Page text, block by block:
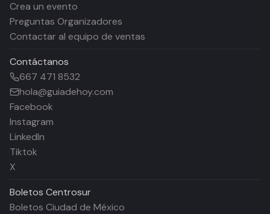
Crea un evento
Preguntas Organizadores
Contactar al equipo de ventas
Contáctanos
667 471 8532
hola@guiadehoy.com
Facebook
Instagram
LinkedIn
Tiktok
X
Boletos Centrosur
Boletos Ciudad de México